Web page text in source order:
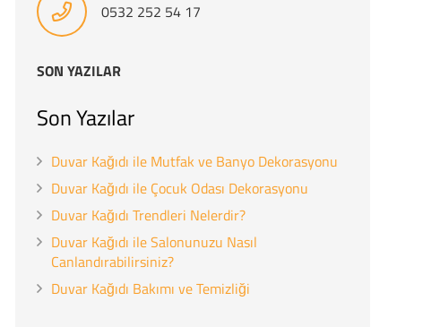
0532 252 54 17
SON YAZILAR
Son Yazılar
Duvar Kağıdı ile Mutfak ve Banyo Dekorasyonu
Duvar Kağıdı ile Çocuk Odası Dekorasyonu
Duvar Kağıdı Trendleri Nelerdir?
Duvar Kağıdı ile Salonunuzu Nasıl
Canlandırabilirsiniz?
Duvar Kağıdı Bakımı ve Temizliği